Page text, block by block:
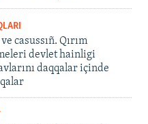
casussıñ. Qırım
devlet hainligi
daqqalar içinde